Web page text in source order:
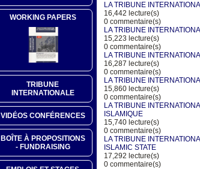
WORKING PAPERS
TRIBUNE
INTERNATIONALE
VIDÉOS CONFÉRENCES
BOÎTE À PROPOSITIONS
- FUNDRAISING
LA TRIBUNE
16,442 lecture(s)
0 commentaire(s)
LA TRIBUNE
15,223 lecture(s)
0 commentaire(s)
LA TRIBUNE
16,287 lecture(s)
0 commentaire(s)
LA TRIBUNE
15,860 lecture(s)
0 commentaire(s)
LA TRIBUNE
ISLAMIQUE
15,740 lecture(s)
0 commentaire(s)
LA TRIBUNE
ISLAMIC STATE
17,292 lecture(s)
0 commentaire(s)